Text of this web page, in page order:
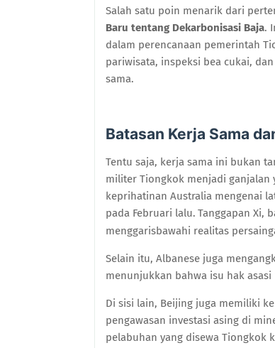
Salah satu poin menarik dari
Baru tentang Dekarbonisasi Baja.
dalam perencanaan pemerintah
pariwisata, inspeksi bea cukai,
sama.
Batasan Kerja Sama
Tentu saja, kerja sama ini bukan
militer Tiongkok menjadi ganjalan
keprihatinan Australia mengenai
pada Februari lalu. Tanggapan Xi,
menggarisbawahi realitas
Selain itu, Albanese juga
menunjukkan bahwa isu hak
Di sisi lain, Beijing juga memiliki
pengawasan investasi asing di
pelabuhan yang disewa Tiongkok